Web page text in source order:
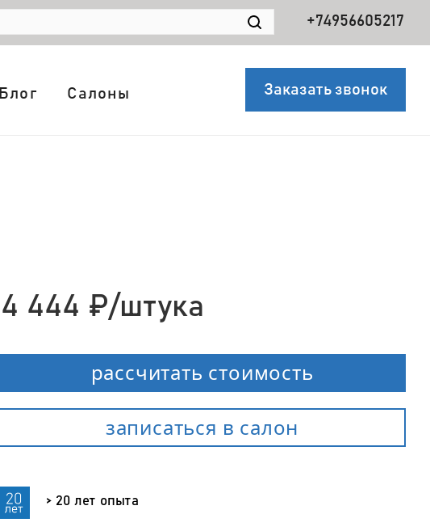
+74956605217
Блог Салоны Заказать звонок
4 444 ₽/штука
рассчитать стоимость
записаться в салон
> 20 лет опыта